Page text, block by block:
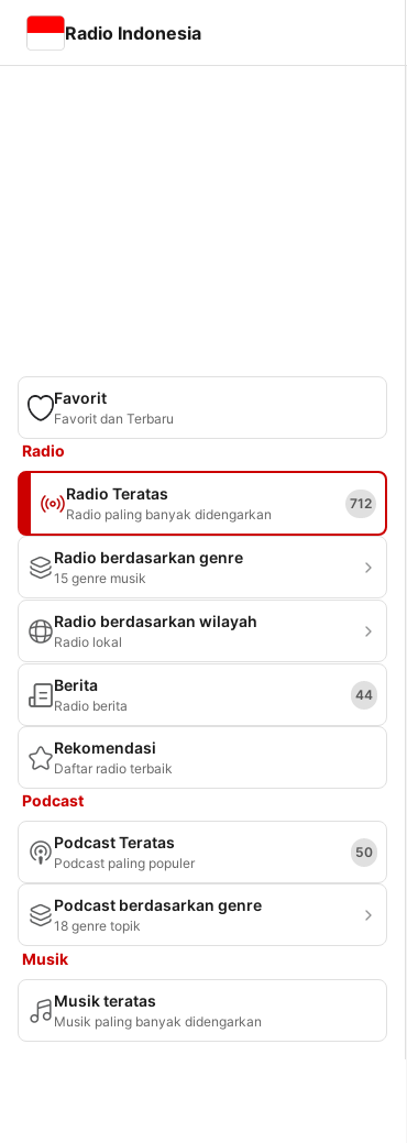
Radio Indonesia
Favorit
Favorit dan Terbaru
Radio
Radio Teratas
Radio paling banyak didengarkan
712
Radio berdasarkan genre
15 genre musik
Radio berdasarkan wilayah
Radio lokal
Berita
Radio berita
44
Rekomendasi
Daftar radio terbaik
Podcast
Podcast Teratas
Podcast paling populer
50
Podcast berdasarkan genre
18 genre topik
Musik
Musik teratas
Musik paling banyak didengarkan